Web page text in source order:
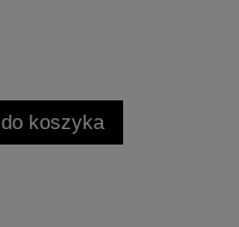
do koszyka